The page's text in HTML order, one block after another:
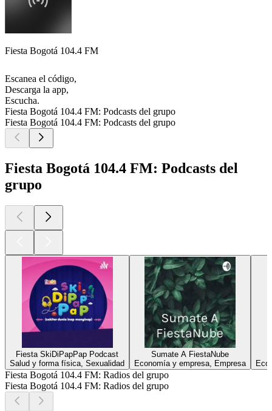
Fiesta Bogotá 104.4 FM
Escanea el código,
Descarga la app,
Escucha.
Fiesta Bogotá 104.4 FM: Podcasts del grupo
Fiesta Bogotá 104.4 FM: Podcasts del grupo
Fiesta Bogotá 104.4 FM: Podcasts del
grupo
Fiesta SkiDiPapPap Podcast
Salud y forma física, Sexualidad
Sumate A FiestaNube
Economía y empresa, Empresa
Fiesta Bogotá 104.4 FM: Radios del grupo
Fiesta Bogotá 104.4 FM: Radios del grupo